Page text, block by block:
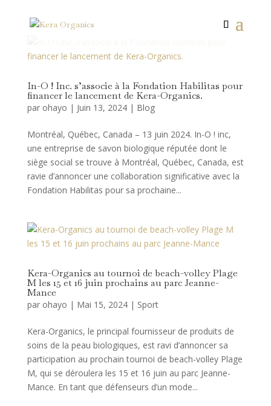
In-O ! Inc. s’associe à la Fondation Habilitas pour
financer le lancement de Kera-Organics.
par ohayo | Juin 13, 2024| Blog
Montréal, Québec, Canada – 13 juin 2024. In-O ! inc,
une entreprise de savon biologique réputée dont le
siège social se trouve à Montréal, Québec, Canada, est
ravie d’annoncer une collaboration significative avec la
Fondation Habilitas pour sa prochaine...
Kera-Organics au tournoi de beach-volley Plage
M les 15 et 16 juin prochains au parc Jeanne-
Mance
par ohayo | Mai 15, 2024| Sport
Kera-Organics, le principal fournisseur de produits de
soins de la peau biologiques, est ravi d’annoncer sa
participation au prochain tournoi de beach-volley Plage
M, qui se déroulera les 15 et 16 juin au parc Jeanne-
Mance. En tant que défenseurs d’un mode...